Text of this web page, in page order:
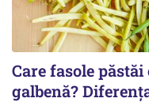
Care fasole
galbenă?